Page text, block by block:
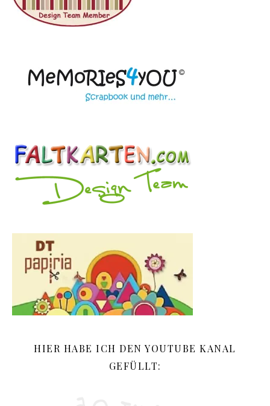
HIER HABE ICH DEN YOUTUBE KANAL
GEFÜLLT: